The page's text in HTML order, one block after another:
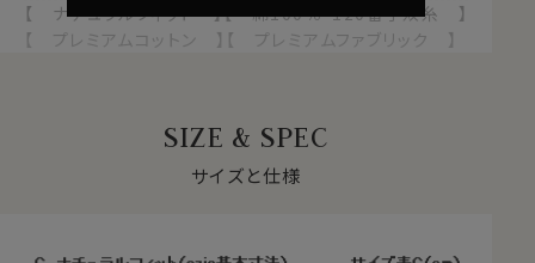
【 ナチュラルフィット 】【 綿100％・120番手双糸 】
【 プレミアムコットン 】【 プレミアムファブリック 】
●トーマスメイソン（THOMAS MAISON)社とは？
SIZE & SPEC
サイズと仕様